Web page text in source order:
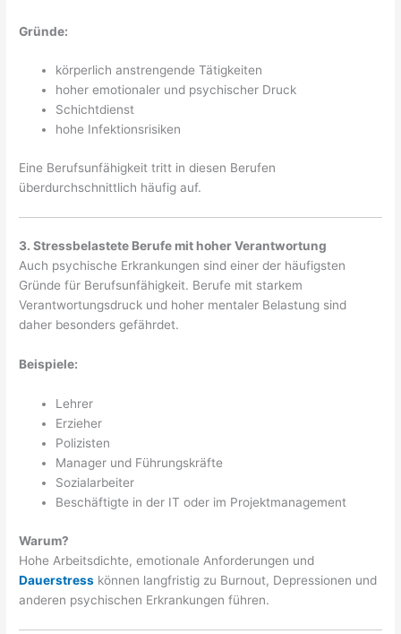
Gründe:
körperlich anstrengende Tätigkeiten
hoher emotionaler und psychischer Druck
Schichtdienst
hohe Infektionsrisiken
Eine Berufsunfähigkeit tritt in diesen Berufen
überdurchschnittlich häufig auf.
3. Stressbelastete Berufe mit hoher Verantwortung
Auch psychische Erkrankungen sind einer der häufigsten
Gründe für Berufsunfähigkeit. Berufe mit starkem
Verantwortungsdruck und hoher mentaler Belastung sind
daher besonders gefährdet.
Beispiele:
Lehrer
Erzieher
Polizisten
Manager und Führungskräfte
Sozialarbeiter
Beschäftigte in der IT oder im Projektmanagement
Warum?
Hohe Arbeitsdichte, emotionale Anforderungen und
Dauerstress können langfristig zu Burnout, Depressionen und
anderen psychischen Erkrankungen führen.